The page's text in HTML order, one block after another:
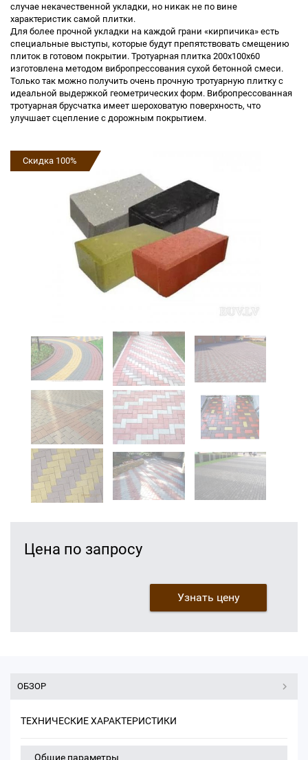
случае некачественной укладки, но никак не по вине
характеристик самой плитки.
Для более прочной укладки на каждой грани «кирпичика» есть
специальные выступы, которые будут препятствовать смещению
плиток в готовом покрытии. Тротуарная плитка 200х100х60
изготовлена методом вибропрессования сухой бетонной смеси.
Только так можно получить очень прочную тротуарную плитку с
идеальной выдержкой геометрических форм. Вибропрессованная
тротуарная брусчатка имеет шероховатую поверхность, что
улучшает сцепление с дорожным покрытием.
Скидка 100%
Цена по запросу
Узнать цену
ОБЗОР
ТЕХНИЧЕСКИЕ ХАРАКТЕРИСТИКИ
Общие параметры